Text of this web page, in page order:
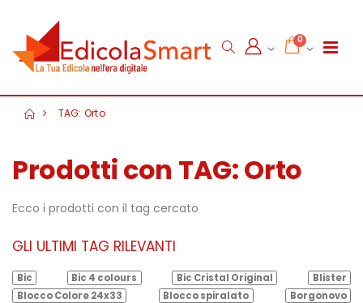
0
TAG: Orto
Prodotti con TAG: Orto
Ecco i prodotti con il tag cercato
GLI ULTIMI TAG RILEVANTI
Bic Bic 4 colours Bic Cristal Original
Blister
Blocco Colore 24x33
Blocco spiralato
Borgonovo